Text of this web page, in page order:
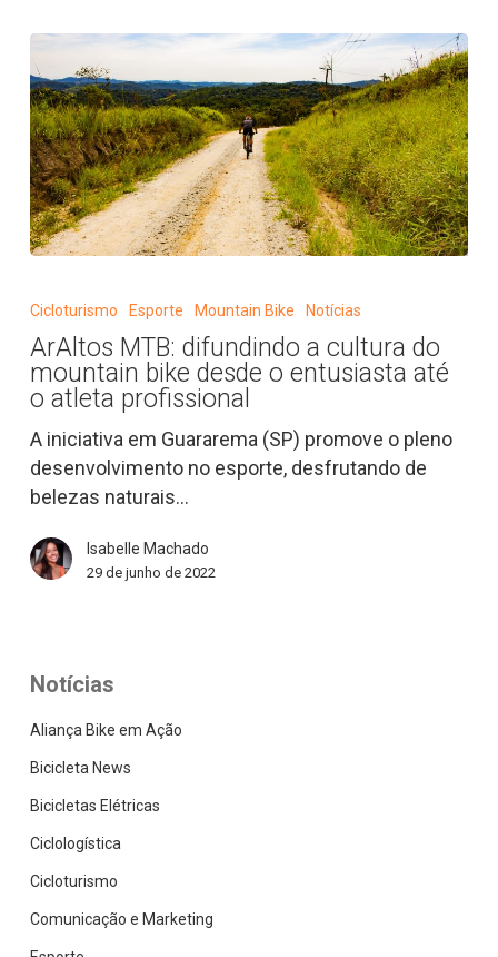
ciclovia
rural
na
rodovia
a
cultura
do
mountain
bike
desde
entusiasta
até
profissional
Cicloturismo Esporte Mountain Bike Notícias
ArAltos MTB: difundindo a cultura do
mountain bike desde o entusiasta até
o atleta profissional
A iniciativa em Guararema (SP) promove o pleno
desenvolvimento no esporte, desfrutando de
belezas naturais…
Isabelle Machado
29 de junho de 2022
Notícias
Aliança Bike em Ação
Bicicleta News
Bicicletas Elétricas
Ciclologística
Cicloturismo
Comunicação e Marketing